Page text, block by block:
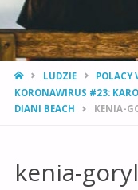
STRONA
GŁÓWNA
LUDZIE POLACY
KORONAWIRUS #23:
DIANI BEACH
KENIA-
kenia-goryl